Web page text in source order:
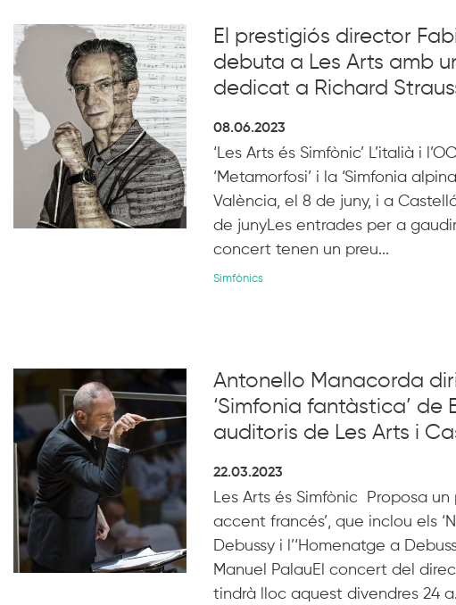
El prestigiós director
debuta a Les Arts amb
dedicat a Richard
08.06.2023
‘Les Arts és Simfònic’ L’italià i
‘Metamorfosi’ i la ‘Simfonia
València, el 8 de juny, i a
de junyLes entrades per a
concert tenen un preu...
Simfònics
Antonello Manacorda
‘Simfonia fantàstica’ de
auditoris de Les Arts i
22.03.2023
Les Arts és Simfònic Proposa un
accent francés’, que inclou els
Debussy i l’‘Homenatge a
Manuel PalauEl concert del
tindrà lloc aquest divendres 24